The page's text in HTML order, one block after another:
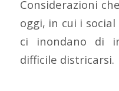
Considerazioni
oggi, in cui i
ci inondano di
difficile districarsi.